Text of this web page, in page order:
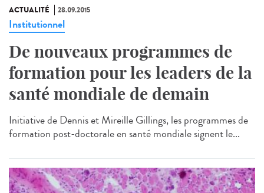
ACTUALITÉ 28.09.2015
Institutionnel
De nouveaux programmes de
formation pour les leaders de la
santé mondiale de demain
Initiative de Dennis et Mireille Gillings, les programmes de
formation post-doctorale en santé mondiale signent le...